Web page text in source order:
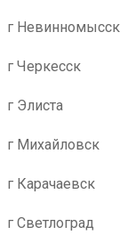
г Невинномысск
г Черкесск
г Элиста
г Михайловск
г Карачаевск
г Светлоград